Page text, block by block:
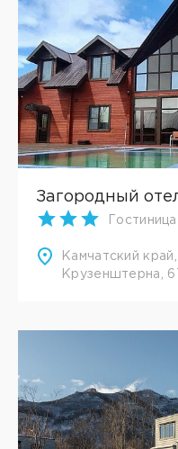
Загородный
Гостиница
Камчатский
Крузенштерна,